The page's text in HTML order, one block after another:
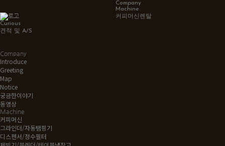
Company
Machine
커피머신렌탈
Curious
견적 및 A/S
Company
Introduce
Greeting
Map
Notice
궁금한이야기
동영상
Machine
커피머신
그라인더/자동탬핑기
디스펜서/정수필터